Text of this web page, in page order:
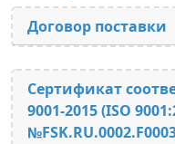
Договор поставки
Сертификат
9001-2015 (ISO